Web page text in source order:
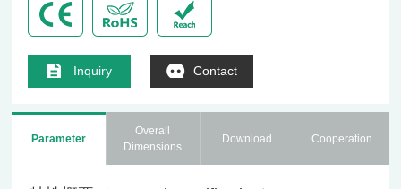
Inquiry Contact
Parameter
Overall
Dimensions
Download Cooperation